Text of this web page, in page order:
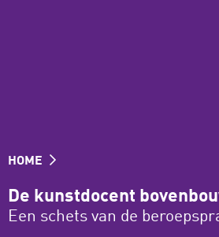
HOME
De kunstdocent
Een schets van de